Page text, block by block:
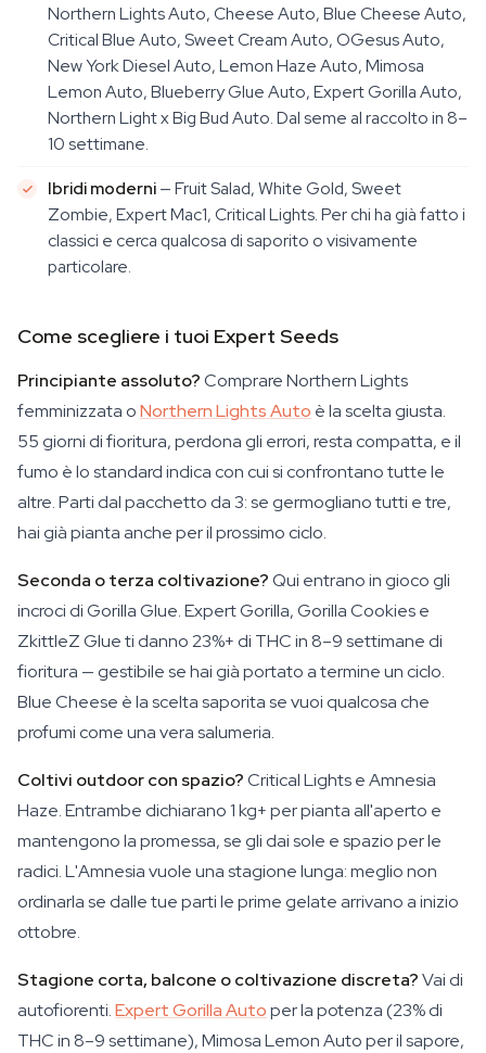
Northern Lights Auto, Cheese Auto, Blue Cheese Auto,
Critical Blue Auto, Sweet Cream Auto, OGesus Auto,
New York Diesel Auto, Lemon Haze Auto, Mimosa
Lemon Auto, Blueberry Glue Auto, Expert Gorilla Auto,
Northern Light x Big Bud Auto. Dal seme al raccolto in 8–
10 settimane.
Ibridi moderni— Fruit Salad, White Gold, Sweet
Zombie, Expert Mac1, Critical Lights. Per chi ha già fatto i
classici e cerca qualcosa di saporito o visivamente
particolare.
Come scegliere i tuoi Expert Seeds
Principiante assoluto?Comprare Northern Lights
femminizzata oNorthern Lights Auto è la scelta giusta.
55 giorni di fioritura, perdona gli errori, resta compatta, e il
fumo è lo standard indica con cui si confrontano tutte le
altre. Parti dal pacchetto da 3: se germogliano tutti e tre,
hai già pianta anche per il prossimo ciclo.
Seconda o terza coltivazione?Qui entrano in gioco gli
incroci di Gorilla Glue. Expert Gorilla, Gorilla Cookies e
ZkittleZ Glue ti danno 23%+ di THC in 8–9 settimane di
fioritura — gestibile se hai già portato a termine un ciclo.
Blue Cheese è la scelta saporita se vuoi qualcosa che
profumi come una vera salumeria.
Coltivi outdoor con spazio?Critical Lights e Amnesia
Haze. Entrambe dichiarano 1 kg+ per pianta all'aperto e
mantengono la promessa, se gli dai sole e spazio per le
radici. L'Amnesia vuole una stagione lunga: meglio non
ordinarla se dalle tue parti le prime gelate arrivano a inizio
ottobre.
Stagione corta, balcone o coltivazione discreta?Vai di
autofiorenti.Expert Gorilla Autoper la potenza (23% di
THC in 8–9 settimane), Mimosa Lemon Auto per il sapore,